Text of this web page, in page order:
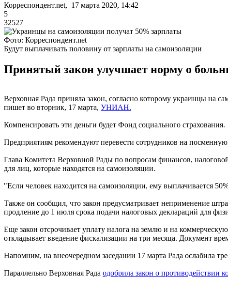
Корреспондент.net, 17 марта 2020, 14:42
5
32527
Фото: Корреспондент.net
Будут выплачивать половину от зарплаты на самоизоляции
Принятый закон улучшает норму о
Верховная Рада приняла закон, согласно которому украинцы на
пишет во вторник, 17 марта, УНИАН.
Компенсировать эти деньги будет Фонд социального страхования.
Предприятиям рекомендуют перевести сотрудников на
Глава Комитета Верховной Рады по вопросам финансов,
для лиц, которые находятся на самоизоляции.
"Если человек находится на самоизоляции, ему выплачивается
Также он сообщил, что закон предусматривает неприменение
продление до 1 июля срока подачи налоговых деклараций для
Еще закон отсрочивает уплату налога на землю и на
откладывает введение фискализации на три месяца. Документ
Напомним, на внеочередном заседании 17 марта Рада ослабила
Параллельно Верховная Рада одобрила закон о противодействии